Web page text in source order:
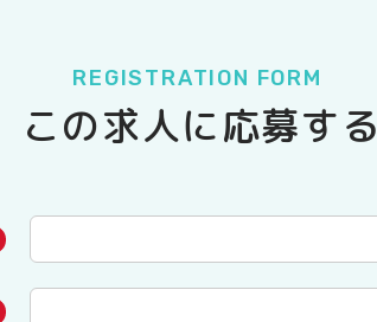
REGISTRATION FORM
この求人に応募する